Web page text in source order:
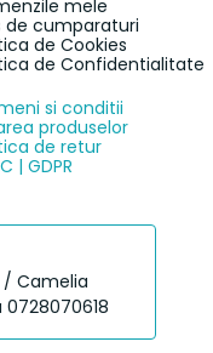
mele
de cumparaturi
de Cookies
de Confidentialitate
si conditii
produselor
de retur
| GDPR
/ Camelia